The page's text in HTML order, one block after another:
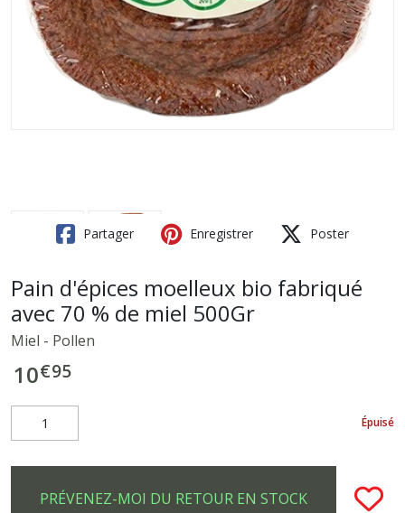
Partager Enregistrer Poster
Pain d'épices moelleux bio fabriqué
avec 70 % de miel 500Gr
Miel - Pollen
10€95
Épuisé
PRÉVENEZ-MOI DU RETOUR EN STOCK